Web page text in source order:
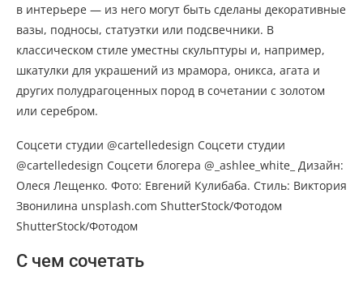
в интерьере — из него могут быть сделаны декоративные
вазы, подносы, статуэтки или подсвечники. В
классическом стиле уместны скульптуры и, например,
шкатулки для украшений из мрамора, оникса, агата и
других полудрагоценных пород в сочетании с золотом
или серебром.
Соцсети студии @cartelledesign Соцсети студии
@cartelledesign Соцсети блогера @_ashlee_white_ Дизайн:
Олеся Лещенко. Фото: Евгений Кулибаба. Стиль: Виктория
Звонилина unsplash.com ShutterStock/Фотодом
ShutterStock/Фотодом
С чем сочетать